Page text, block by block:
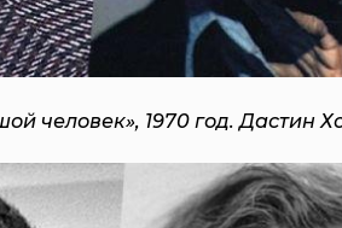
человек», 1970 год. Дастин